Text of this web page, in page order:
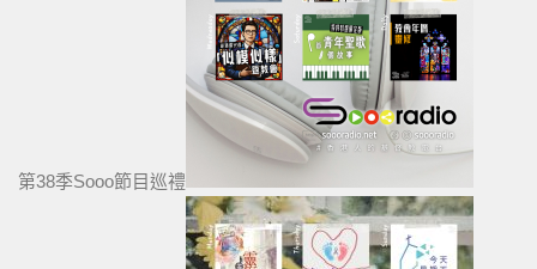
第38季Sooo節目巡禮